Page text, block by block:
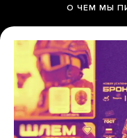
О ЧЕМ МЫ